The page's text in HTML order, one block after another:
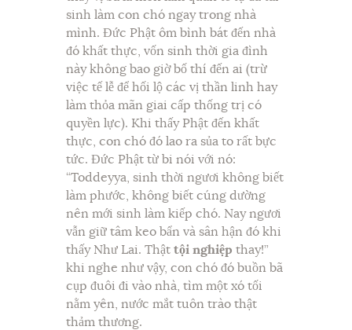
sinh làm con chó ngay trong nhà
mình. Đức Phật ôm bình bát đến nhà
đó khất thực, vốn sinh thời gia đình
này không bao giờ bố thí đến ai (trừ
việc tế lễ để hối lộ các vị thần linh hay
làm thỏa mãn giai cấp thống trị có
quyền lực). Khi thấy Phật đến khất
thực, con chó đó lao ra sủa to rất bực
tức. Đức Phật từ bi nói với nó:
“Toddeyya, sinh thời ngươi không biết
làm phước, không biết cúng dường
nên mới sinh làm kiếp chó. Nay ngươi
vẫn giữ tâm keo bẩn và sân hận đó khi
thấy Như Lai. Thật tội nghiệp thay!”
khi nghe như vậy, con chó đó buồn bã
cụp đuôi đi vào nhà, tìm một xó tối
nằm yên, nước mắt tuôn trào thật
thảm thương.